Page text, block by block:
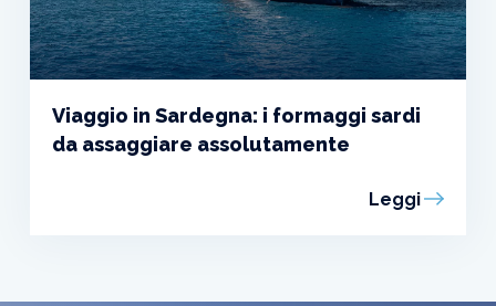
Viaggio in Sardegna: i formaggi sardi
da assaggiare assolutamente
Leggi